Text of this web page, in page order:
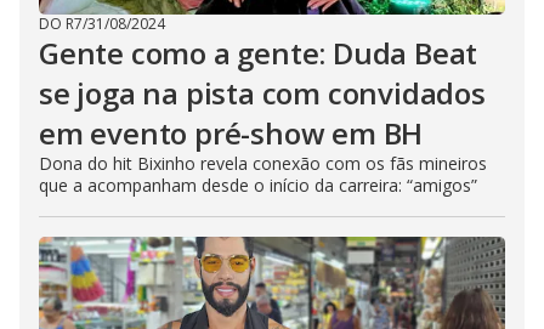
DO R7/31/08/2024
Gente como a gente: Duda Beat
se joga na pista com convidados
em evento pré-show em BH
Dona do hit Bixinho revela conexão com os fãs mineiros
que a acompanham desde o início da carreira: “amigos”